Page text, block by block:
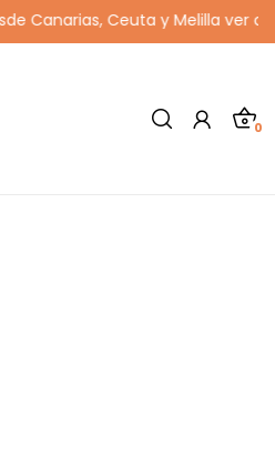
Ceuta y Melilla ver cláusula
0